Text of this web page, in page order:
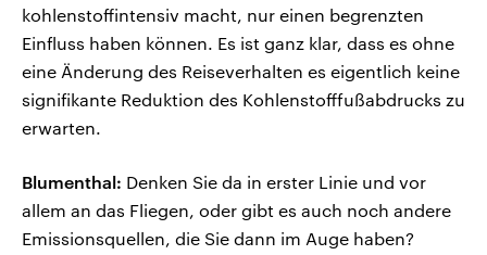
kohlenstoffintensiv macht, nur einen begrenzten
Einfluss haben können. Es ist ganz klar, dass es ohne
eine Änderung des Reiseverhalten es eigentlich keine
signifikante Reduktion des Kohlenstofffußabdrucks zu
erwarten.
Blumenthal: Denken Sie da in erster Linie und vor
allem an das Fliegen, oder gibt es auch noch andere
Emissionsquellen, die Sie dann im Auge haben?